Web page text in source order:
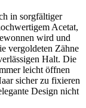
in sorgfältiger
Acetat,
wird und
vergoldeten Zähne
Halt. Die
leicht öffnen
sicher zu fixieren
Design nicht